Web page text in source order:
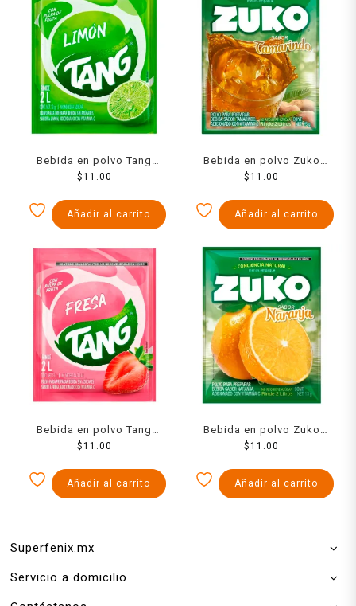
Bebida en polvo Tang
limón 13 g
$11.00
Añadir al carrito
Bebida en polvo Zuko
sabor tamarindo 13 g
$11.00
Añadir al carrito
Bebida en polvo Tang
fresa 13 g
$11.00
Añadir al carrito
Bebida en polvo Zuko
sabor naranja 13 g
$11.00
Añadir al carrito
Superfenix.mx
Servicio a domicilio